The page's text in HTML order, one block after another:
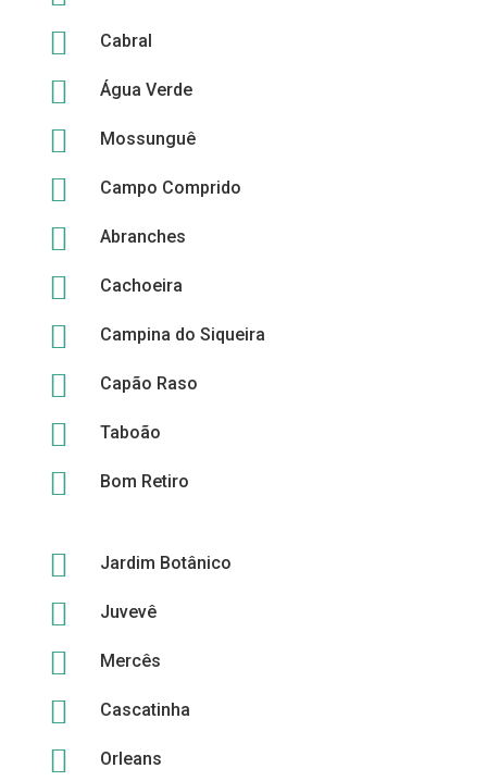
 Cabral
 Água Verde
 Mossunguê
 Campo Comprido
 Abranches
 Cachoeira
 Campina do Siqueira
 Capão Raso
 Taboão
 Bom Retiro
 Jardim Botânico
 Juvevê
 Mercês
 Cascatinha
 Orleans